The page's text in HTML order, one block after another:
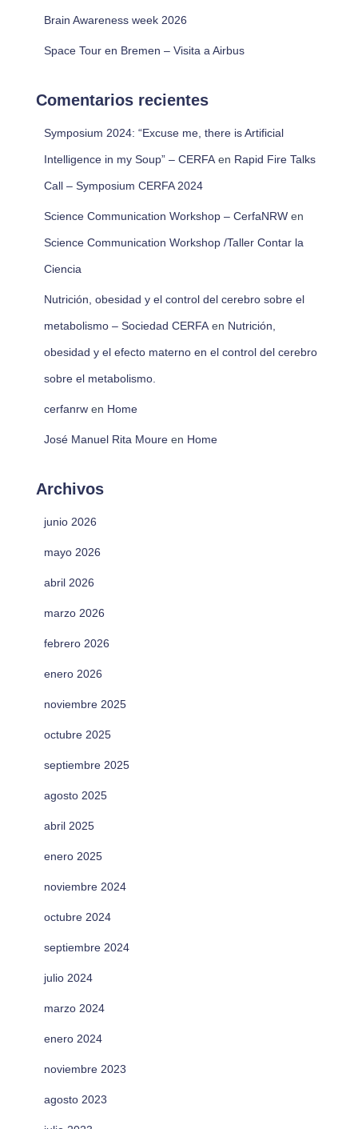
Brain Awareness week 2026
Space Tour en Bremen – Visita a Airbus
Comentarios recientes
Symposium 2024: “Excuse me, there is Artificial
Intelligence in my Soup” – CERFA en Rapid Fire Talks
Call – Symposium CERFA 2024
Science Communication Workshop – CerfaNRW en
Science Communication Workshop /Taller Contar la
Ciencia
Nutrición, obesidad y el control del cerebro sobre el
metabolismo – Sociedad CERFA en Nutrición,
obesidad y el efecto materno en el control del cerebro
sobre el metabolismo.
cerfanrw en Home
José Manuel Rita Moure en Home
Archivos
junio 2026
mayo 2026
abril 2026
marzo 2026
febrero 2026
enero 2026
noviembre 2025
octubre 2025
septiembre 2025
agosto 2025
abril 2025
enero 2025
noviembre 2024
octubre 2024
septiembre 2024
julio 2024
marzo 2024
enero 2024
noviembre 2023
agosto 2023